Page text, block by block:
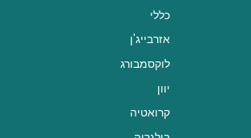
כללי
אזרבייג'ן
לוקסמבורג
יוון
קרואטיה